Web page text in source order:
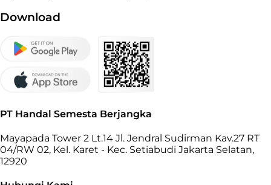
Download
PT Handal Semesta Berjangka
Mayapada Tower 2 Lt.14 Jl. Jendral Sudirman Kav.27 RT
04/RW 02, Kel. Karet - Kec. Setiabudi Jakarta Selatan,
12920